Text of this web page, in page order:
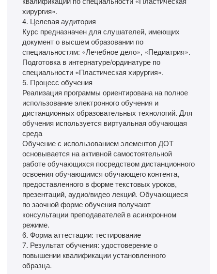
хирургия».
4. Целевая аудитория
Курс предназначен для слушателей, имеющих
документ о высшем образовании по
специальностям: «Лечебное дело», «Педиатрия».
Подготовка в интернатуре/ординатуре по
специальности «Пластическая хирургия».
5. Процесс обучения
Реализация программы ориентирована на полное
использование электронного обучения и
дистанционных образовательных технологий. Для
обучения используется виртуальная обучающая
среда
Обучение с использованием элементов ДОТ
основывается на активной самостоятельной
работе обучающихся посредством дистанционного
освоения обучающимся обучающего контента,
предоставленного в форме текстовых уроков,
презентаций, аудио/видео лекций. Обучающиеся
по заочной форме обучения получают
консультации преподавателей в асинхронном
режиме.
6. Форма аттестации: тестирование
7. Результат обучения: удостоверение о
повышении квалификации установленного
образца.